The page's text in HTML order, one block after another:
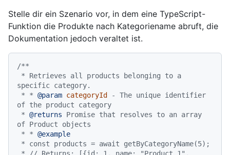
Stelle dir ein Szenario vor, in dem eine TypeScript-
Funktion die Produkte nach Kategoriename abruft, die
Dokumentation jedoch veraltet ist.
/**
specific category.
* * @param categoryId
- The unique identifier
of the product category
* @returns Promise that resolves to an array
of Product objects
* * @example